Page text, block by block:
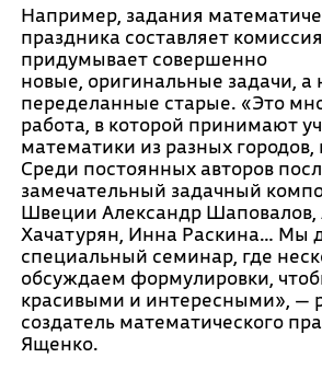
Например, задания
праздника составляет
придумывает совершенно
новые, оригинальные задачи, а
переделанные старые. «Это
работа, в которой принимают
математики из разных
Среди постоянных авторов
замечательный задачный
Швеции Александр Шаповалов,
Хачатурян, Инна Раскина… Мы
специальный семинар, где
обсуждаем формулировки,
красивыми и интересными», —
создатель математического
Ященко.